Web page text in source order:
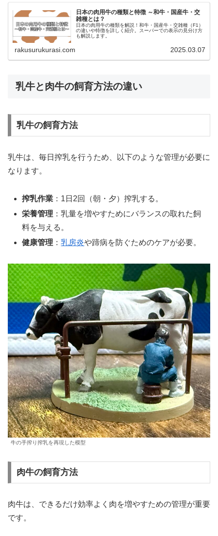
日本の肉用牛の種類と特徴 ～和牛・国産牛・交
雑種とは？
日本の肉用牛の種類を解説！和牛・国産牛・交雑種（F1）
の違いや特徴を詳しく紹介。スーパーでの表示の見分け方
も解説します。
rakusurukurasi.com 2025.03.07
乳牛と肉牛の飼育方法の違い
乳牛の飼育方法
乳牛は、毎日搾乳を行うため、以下のような管理が必要に
なります。
搾乳作業 ：1日2回（朝・夕）搾乳する。
栄養管理 ：乳量を増やすためにバランスの取れた飼
料を与える。
健康管理 ：乳房炎や蹄病を防ぐためのケアが必要。
牛の手搾り搾乳を再現した模型
肉牛の飼育方法
肉牛は、できるだけ効率よく肉を増やすための管理が重要
です。